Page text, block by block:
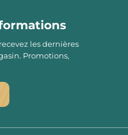
les dernières
Promotions,